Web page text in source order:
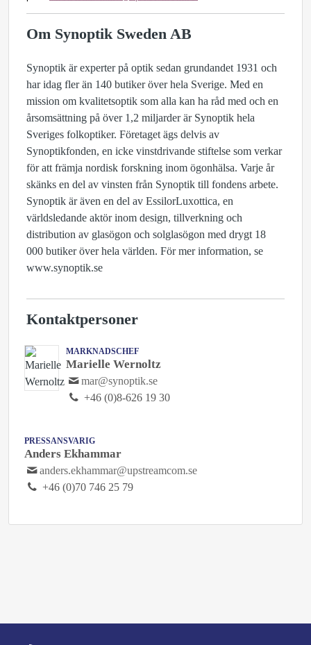
Om Synoptik Sweden AB
Synoptik är experter på optik sedan grundandet 1931 och
har idag fler än 140 butiker över hela Sverige. Med en
mission om kvalitetsoptik som alla kan ha råd med och en
årsomsättning på över 1,2 miljarder är Synoptik hela
Sveriges folkoptiker. Företaget ägs delvis av
Synoptikfonden, en icke vinstdrivande stiftelse som verkar
för att främja nordisk forskning inom ögonhälsa. Varje år
skänks en del av vinsten från Synoptik till fondens arbete.
Synoptik är även en del av EssilorLuxottica, en
världsledande aktör inom design, tillverkning och
distribution av glasögon och solglasögon med drygt 18
000 butiker över hela världen. För mer information, se
www.synoptik.se
Kontaktpersoner
MARKNADSCHEF
Marielle Wernoltz
mar@synoptik.se
+46 (0)8-626 19 30
PRESSANSVARIG
Anders Ekhammar
anders.ekhammar@upstreamcom.se
+46 (0)70 746 25 79